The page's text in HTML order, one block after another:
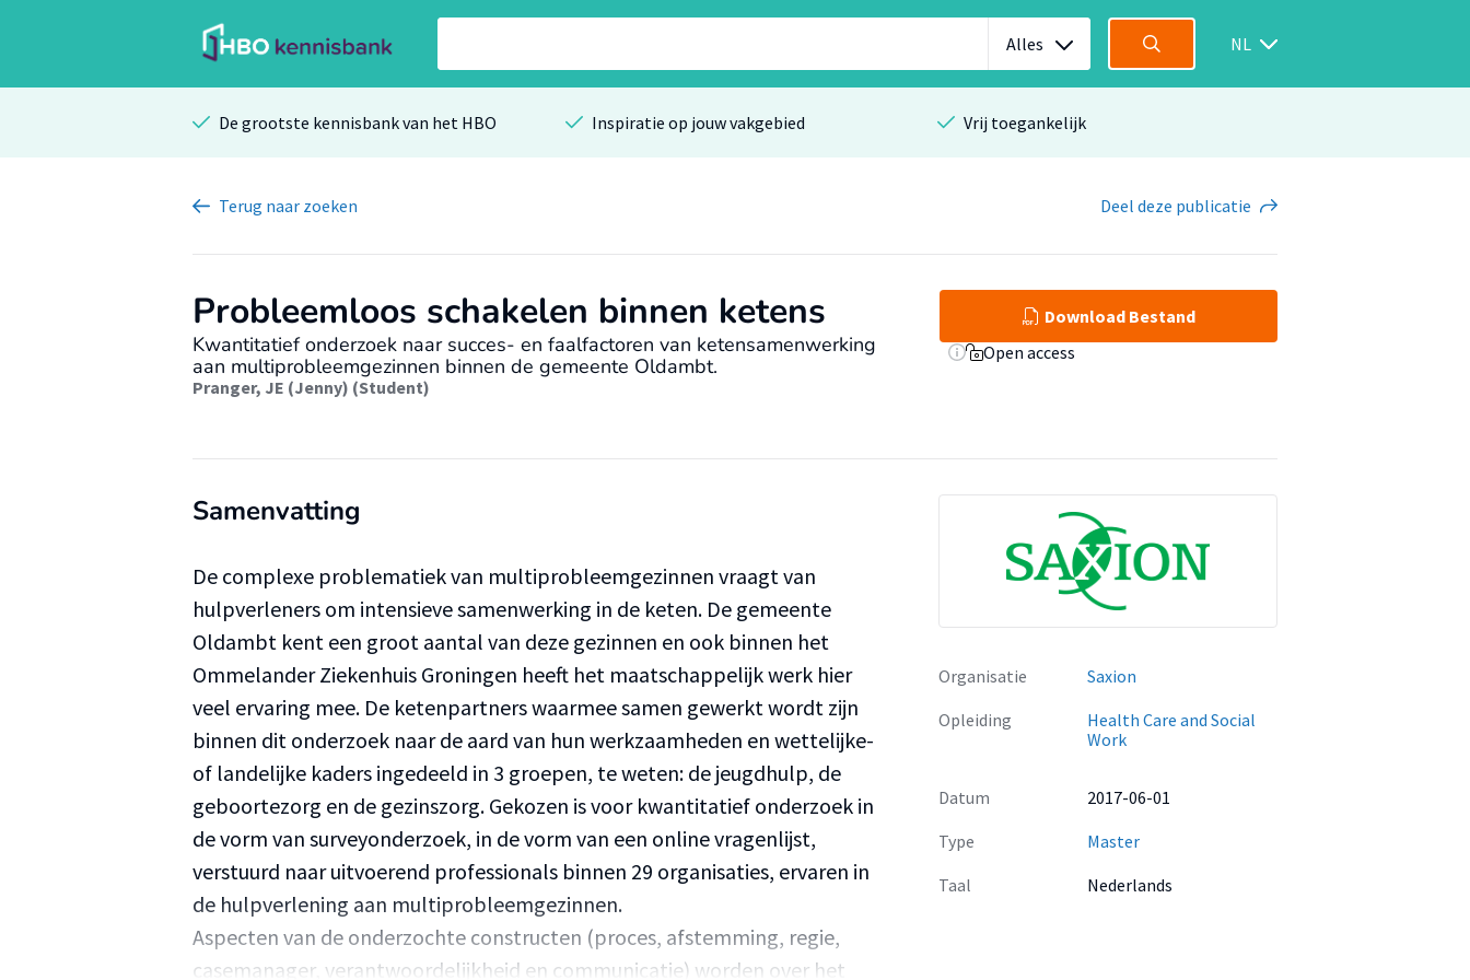
Alles NL
De grootste kennisbank van het HBO Inspiratie op jouw vakgebied Vrij toegankelijk
Terug naar zoeken Deel deze publicatie
Probleemloos schakelen binnen ketens
Kwantitatief onderzoek naar succes- en faalfactoren van ketensamenwerking
aan multiprobleemgezinnen binnen de gemeente Oldambt.
Pranger, JE (Jenny) (Student)
Download Bestand
Open access
Samenvatting
De complexe problematiek van multiprobleemgezinnen vraagt van
hulpverleners om intensieve samenwerking in de keten. De gemeente
Oldambt kent een groot aantal van deze gezinnen en ook binnen het
Ommelander Ziekenhuis Groningen heeft het maatschappelijk werk hier
veel ervaring mee. De ketenpartners waarmee samen gewerkt wordt zijn
binnen dit onderzoek naar de aard van hun werkzaamheden en wettelijke-
of landelijke kaders ingedeeld in 3 groepen, te weten: de jeugdhulp, de
geboortezorg en de gezinszorg. Gekozen is voor kwantitatief onderzoek in
de vorm van surveyonderzoek, in de vorm van een online vragenlijst,
verstuurd naar uitvoerend professionals binnen 29 organisaties, ervaren in
de hulpverlening aan multiprobleemgezinnen.
Aspecten van de onderzochte constructen (proces, afstemming, regie,
casemanager, verantwoordelijkheid en communicatie) worden over het
Organisatie
Saxion
Opleiding
Health Care and Social
Work
Datum
2017-06-01
Type
Master
Taal
Nederlands